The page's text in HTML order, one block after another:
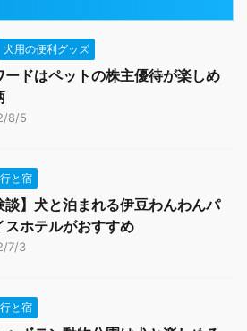
犬用の便利グッズ
ードはペットの株主優待が楽しめ
8/5
と宿
談】犬と泊まれる伊豆わんわんパ
スホテルがおすすめ
7/3
と宿